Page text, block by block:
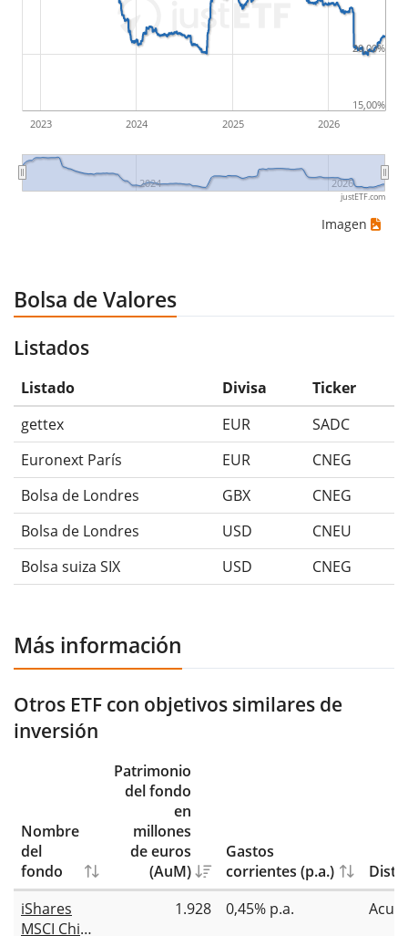
2023 2024 2025 2026
2024 2026
15,00%
20,00%
justETF.com
Imagen
Bolsa de Valores
Listados
Listado Divisa
Ticker
gettex
EUR
SADC
Euronext París
EUR
CNEG
Bolsa de Londres
GBX
CNEG
Bolsa de Londres
USD
CNEU
Bolsa suiza SIX
USD CNEG
Más información
Otros ETF con objetivos similares de
inversión
Nombre
del
fondo
Patrimonio
del fondo
en
millones
de euros
(AuM)
Gastos
corrientes (p.a.)
iShares
MSCI China
1.928 0,45% p.a.